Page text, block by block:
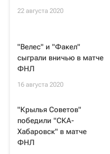
22 августа 2020
"Велес" и "Факел"
сыграли вничью в матче
ФНЛ
16 августа 2020
"Крылья Советов"
победили "СКА-
Хабаровск" в матче
ФНЛ